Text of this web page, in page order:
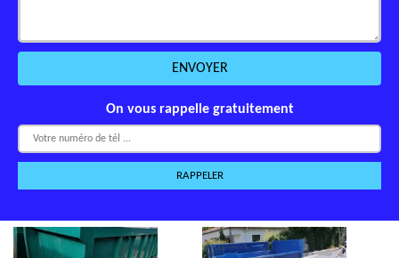
On vous rappelle gratuitement